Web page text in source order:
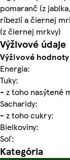
pomaranč (z
ríbezlí a čiernej
(z čiernej mrkvy)
Výživové údaje
Výživové hodnoty
Energia:
Tuky:
- z toho nasýtené
Sacharidy:
- z toho cukry:
Bielkoviny:
Soľ:
Kategória